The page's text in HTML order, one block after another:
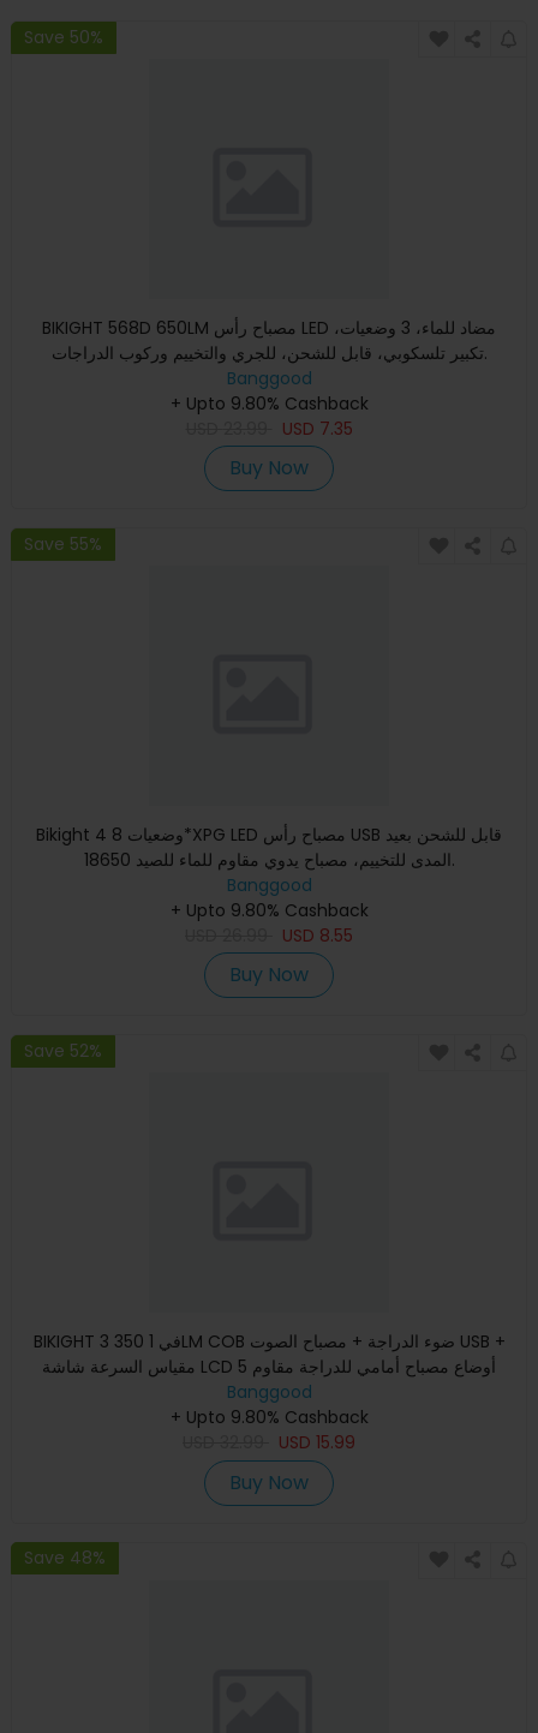
Save 50%
BIKIGHT 568D 650LM مصباح رأس LED مضاد للماء، 3 وضعيات،
تكبير تلسكوبي، قابل للشحن، للجري والتخييم وركوب الدراجات.
Banggood
+ Upto 9.80% Cashback
USD 7.35
Buy Now
Save 55%
Bikight 4 وضعيات 8*XPG LED مصباح رأس USB قابل للشحن بعيد
المدى للتخييم، مصباح يدوي مقاوم للماء للصيد 18650.
Banggood
+ Upto 9.80% Cashback
USD 8.55
Buy Now
Save 52%
BIKIGHT 3 في 1 350LM COB ضوء الدراجة + مصباح الصوت USB +
مقياس السرعة شاشة LCD 5 أوضاع مصباح أمامي للدراجة مقاوم
للماء م
Banggood
+ Upto 9.80% Cashback
USD 15.99
Buy Now
Save 48%